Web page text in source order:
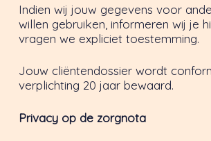
Indien wij jouw gegevens voor
willen gebruiken, informeren wij je
vragen we expliciet toestemming.
Jouw cliëntendossier wordt
verplichting 20 jaar bewaard.
Privacy op de zorgnota